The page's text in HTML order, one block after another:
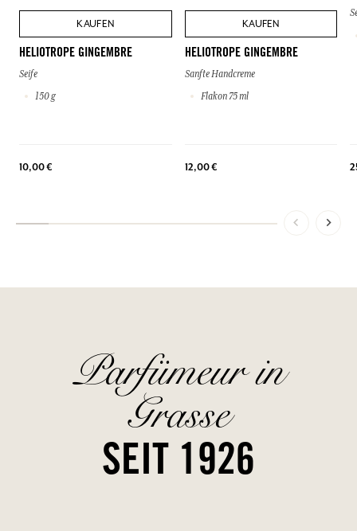
KAUFEN
HELIOTROPE GINGEMBRE
Seife
150 g
10,00 €
KAUFEN
HELIOTROPE GINGEMBRE
Sanfte Handcreme
Flakon 75 ml
12,00 €
Parfümeur in
Grasse
SEIT 1926